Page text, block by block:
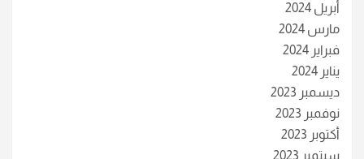
أبريل 2024
مارس 2024
فبراير 2024
يناير 2024
ديسمبر 2023
نوفمبر 2023
أكتوبر 2023
سبتمبر 2023